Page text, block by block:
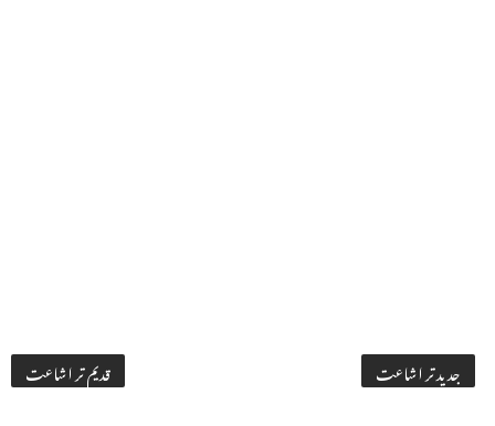
جدید تر اشاعت قدیم تر اشاعت